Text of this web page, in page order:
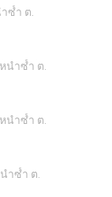
ซ้ำ ต.
นำซ้ำ ต.
นำซ้ำ ต.
ำซ้ำ ต.